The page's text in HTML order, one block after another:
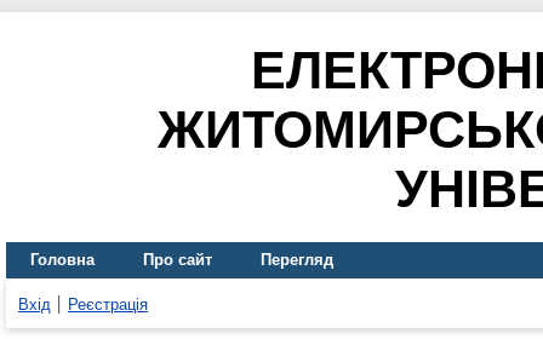
Головна Про сайт Перегляд
Вхід Реєстрація